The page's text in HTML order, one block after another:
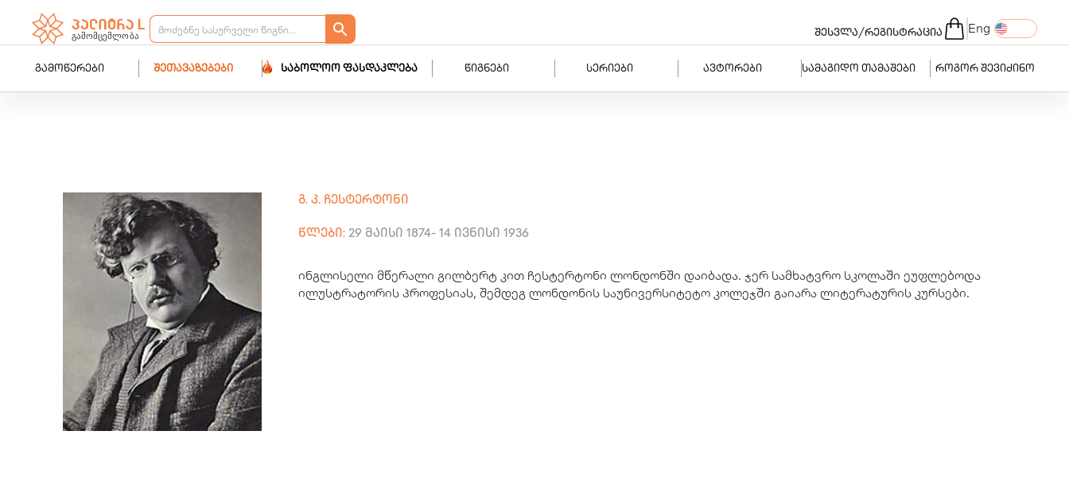
შესვლა/რეგისტრაცია Eng
გამოწერები შეთავაზებები საბოლოო ფასდაკლება წიგნები სერიები ავტორები სამაგიდო თამაშები როგორ შევიძინო
გ. კ. ჩესტერტონი
წლები: 29 მაისი 1874- 14 ივნისი 1936
ინგლისელი მწერალი გილბერტ კით ჩესტერტონი ლონდონში დაიბადა. ჯერ სამხატვრო სკოლაში ეუფლებოდა
ილუსტრატორის პროფესიას, შემდეგ ლონდონის საუნივერსიტეტო კოლეჯში გაიარა ლიტერატურის კურსები.